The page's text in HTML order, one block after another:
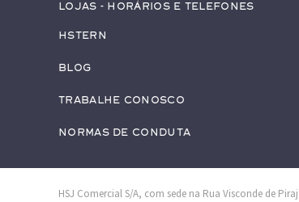
Lojas - Horários e Telefones
HStern
Blog
Trabalhe conosco
Normas de Conduta
HSJ Comercial S/A, com sede na Rua Visconde de